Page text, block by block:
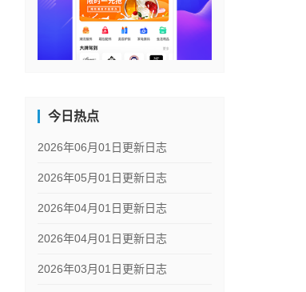
今日热点
2026年06月01日更新日志
2026年05月01日更新日志
2026年04月01日更新日志
2026年04月01日更新日志
2026年03月01日更新日志